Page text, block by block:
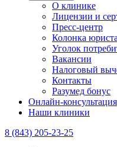
О клинике
Лицензии и
Пресс-центр
Колонка юриста
Уголок
Вакансии
Налоговый
Контакты
Разумед бонус
Онлайн-консультация
Наши клиники
8 (843) 205-23-25